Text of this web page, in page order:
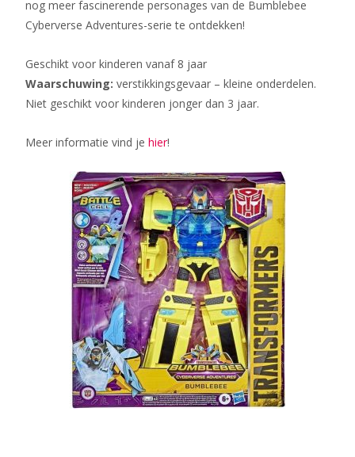
nog meer fascinerende personages van de Bumblebee
Cyberverse Adventures-serie te ontdekken!
Geschikt voor kinderen vanaf 8 jaar
Waarschuwing: verstikkingsgevaar – kleine onderdelen.
Niet geschikt voor kinderen jonger dan 3 jaar.
Meer informatie vind je hier!